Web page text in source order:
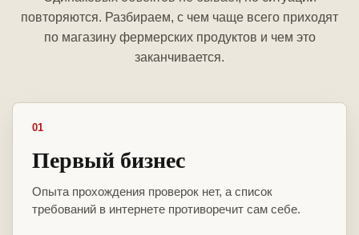
повторяются. Разбираем, с чем чаще всего приходят
по магазину фермерских продуктов и чем это
заканчивается.
01
Первый бизнес
Опыта прохождения проверок нет, а список
требований в интернете противоречит сам себе.